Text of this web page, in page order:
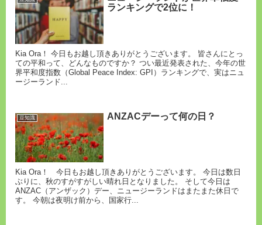
ランキングで2位に！
Kia Ora！ 今日もお越し頂きありがとうございます。 皆さんにとっ
ての平和って、どんなものですか？ つい最近発表された、今年の世
界平和度指数（Global Peace Index: GPI）ランキングで、実はニュ
ージーランド...
豆知識 ANZACデーって何の日？
Kia Ora！ 今日もお越し頂きありがとうございます。 今日は数日
ぶりに、秋のすがすがしい晴れ日となりました。 そして今日は
ANZAC（アンザック）デー、ニュージーランドはまたまた休日で
す。 今朝は夜明け前から、国家行...